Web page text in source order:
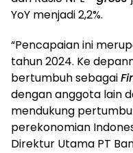
YoY menjadi 2,2%.
“Pencapaian ini
tahun 2024. Ke
bertumbuh sebagai
dengan anggota lain
mendukung
perekonomian
Direktur Utama PT